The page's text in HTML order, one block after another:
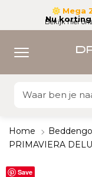
Mega
Nu
Bekijk hier
Home
PRIMAVIERA
Save